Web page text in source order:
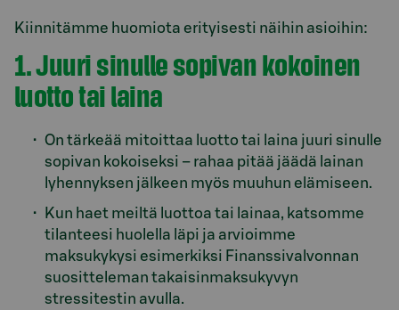
Kiinnitämme huomiota erityisesti näihin asioihin:
1. Juuri sinulle sopivan kokoinen
luotto tai laina
On tärkeää mitoittaa luotto tai laina juuri sinulle
sopivan kokoiseksi – rahaa pitää jäädä lainan
lyhennyksen jälkeen myös muuhun elämiseen.
Kun haet meiltä luottoa tai lainaa, katsomme
tilanteesi huolella läpi ja arvioimme
maksukykysi esimerkiksi Finanssivalvonnan
suositteleman takaisinmaksukyvyn
stressitestin avulla.